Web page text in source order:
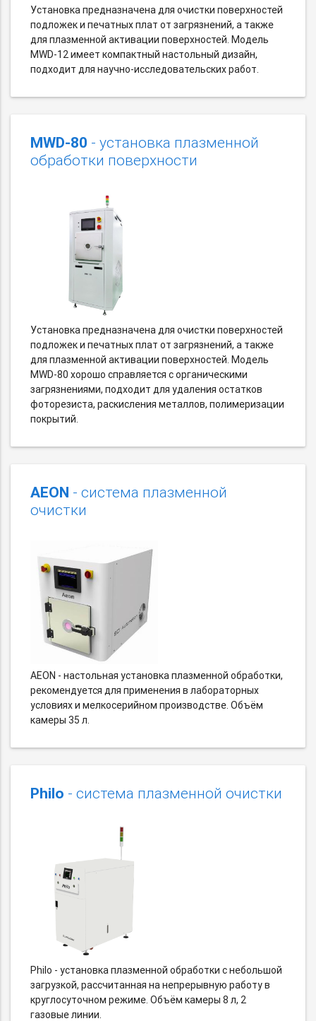
Установка предназначена для очистки поверхностей
подложек и печатных плат от загрязнений, а также
для плазменной активации поверхностей. Модель
MWD-12 имеет компактный настольный дизайн,
подходит для научно-исследовательских работ.
MWD-80 - установка плазменной
обработки поверхности
Установка предназначена для очистки поверхностей
подложек и печатных плат от загрязнений, а также
для плазменной активации поверхностей. Модель
MWD-80 хорошо справляется с органическими
загрязнениями, подходит для удаления остатков
фоторезиста, раскисления металлов, полимеризации
покрытий.
AEON - система плазменной
очистки
AEON - настольная установка плазменной обработки,
рекомендуется для применения в лабораторных
условиях и мелкосерийном производстве. Объём
камеры 35 л.
Philo - система плазменной очистки
Philo - установка плазменной обработки с небольшой
загрузкой, рассчитанная на непрерывную работу в
круглосуточном режиме. Объём камеры 8 л, 2
газовые линии.